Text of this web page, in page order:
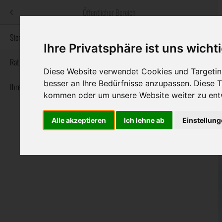
Ihre Privatsphäre ist uns
Diese Website verwendet Cookies und
besser an Ihre Bedürfnisse anzupassen. Diese
kommen oder um unsere Website weiter zu
Alle akzeptieren Ich lehne ab
bestatter.at
Navigation
überspringen
Sterbeanzeigen Rat & Hilfe im Trauerfall Ihre Bestatter
Sterbeanzeigen
Rat & Hilfe im Trauerfall
Ihre Bestatter